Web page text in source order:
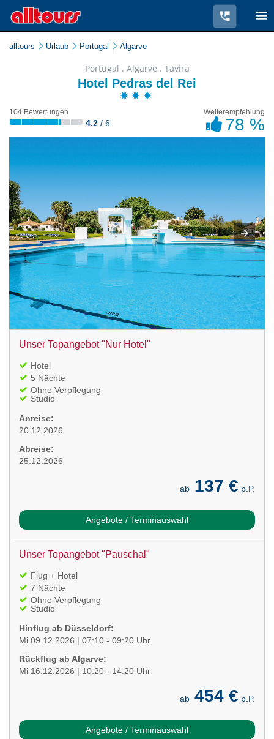
alltours Urlaub Portugal Algarve
Portugal . Algarve . Tavira
Hotel Pedras del Rei
104 Bewertungen
4.2 / 6
Weiterempfehlung
78 %
Unser Topangebot "Nur Hotel"
Hotel
5 Nächte
Ohne Verpflegung
Studio
Anreise:
20.12.2026
Abreise:
25.12.2026
ab 137 € p.P.
Angebote / Terminauswahl
Unser Topangebot "Pauschal"
Flug + Hotel
7 Nächte
Ohne Verpflegung
Studio
Hinflug ab Düsseldorf:
Mi 09.12.2026 | 07:10 - 09:20 Uhr
Rückflug ab Algarve:
Mi 16.12.2026 | 10:20 - 14:20 Uhr
ab 454 € p.P.
Angebote / Terminauswahl